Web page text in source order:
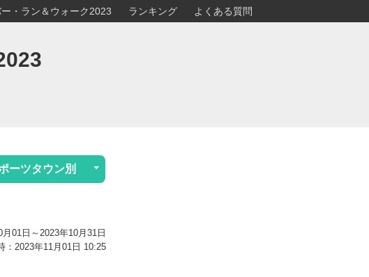
・ラン＆ウォーク2023 ランキング よくある質問
ーツタウン別
01日～2023年10月31日
：2023年11月01日 10:25